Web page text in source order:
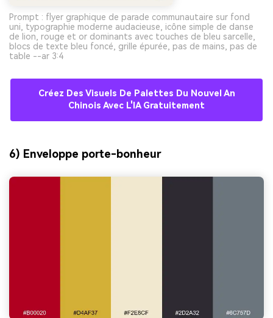
Prompt : flyer graphique de parade communautaire sur fond
uni, typographie moderne audacieuse, icône simple de danse
de lion, rouge et or dominants avec touches de bleu sarcelle,
blocs de texte bleu foncé, grille épurée, pas de mains, pas de
table --ar 3:4
Créez Des Visuels De Palettes Du Nouvel An
Chinois Avec L'IA Gratuitement
6) Enveloppe porte-bonheur